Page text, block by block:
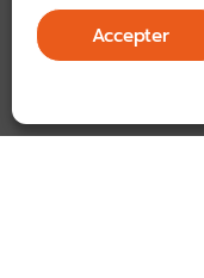
Accepter